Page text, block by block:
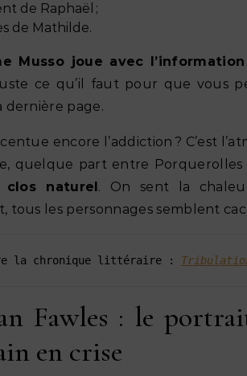
de Raphaël ;
de Mathilde.
Musso joue avec
ce qu’il faut pour que vous
dernière page.
encore l’addiction ? C’est
quelque part entre
naturel. On sent la
tous les personnages semblent
la chronique littéraire :
Fawles : le
en crise